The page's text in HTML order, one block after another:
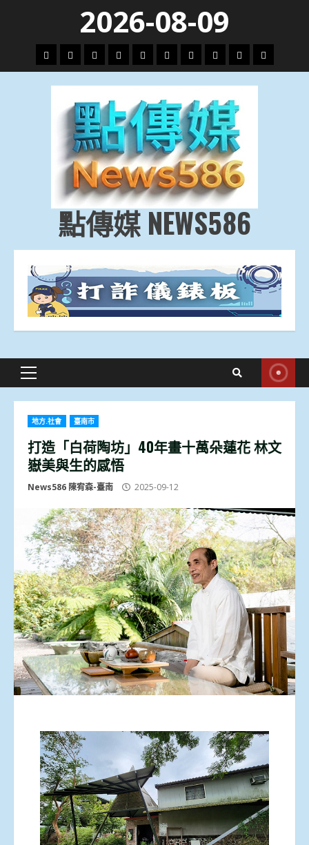
content
2026-08-09
頭
條
財
經
地
方.
會
文
教.
技
專
題
娛
樂
劇
政
治
國
際
運
動
生
活
點傳媒 NEWS586
Primary
地方.社會 臺南市
打造「白荷陶坊」40年畫十萬朵蓮花 林文
嶽美與生的感悟
News586 陳宥森-臺南 2025-09-12